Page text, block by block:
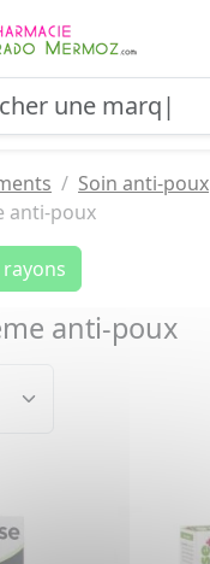
Soin anti-poux
anti-poux
anti-poux